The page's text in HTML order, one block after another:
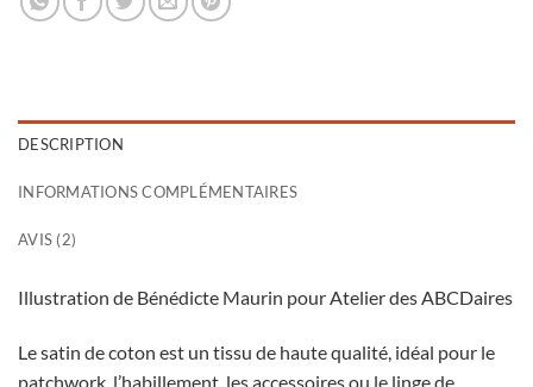
DESCRIPTION
INFORMATIONS COMPLÉMENTAIRES
AVIS (2)
Illustration de Bénédicte Maurin pour Atelier des ABCDaires
Le satin de coton est un tissu de haute qualité, idéal pour le
patchwork, l’habillement, les accessoires ou le linge de